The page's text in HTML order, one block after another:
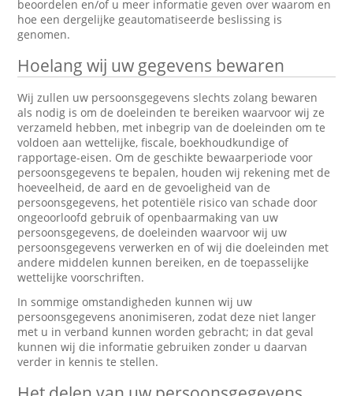
beoordelen en/of u meer informatie geven over waarom en
hoe een dergelijke geautomatiseerde beslissing is
genomen.
Hoelang wij uw gegevens bewaren
Wij zullen uw persoonsgegevens slechts zolang bewaren
als nodig is om de doeleinden te bereiken waarvoor wij ze
verzameld hebben, met inbegrip van de doeleinden om te
voldoen aan wettelijke, fiscale, boekhoudkundige of
rapportage-eisen. Om de geschikte bewaarperiode voor
persoonsgegevens te bepalen, houden wij rekening met de
hoeveelheid, de aard en de gevoeligheid van de
persoonsgegevens, het potentiële risico van schade door
ongeoorloofd gebruik of openbaarmaking van uw
persoonsgegevens, de doeleinden waarvoor wij uw
persoonsgegevens verwerken en of wij die doeleinden met
andere middelen kunnen bereiken, en de toepasselijke
wettelijke voorschriften.
In sommige omstandigheden kunnen wij uw
persoonsgegevens anonimiseren, zodat deze niet langer
met u in verband kunnen worden gebracht; in dat geval
kunnen wij die informatie gebruiken zonder u daarvan
verder in kennis te stellen.